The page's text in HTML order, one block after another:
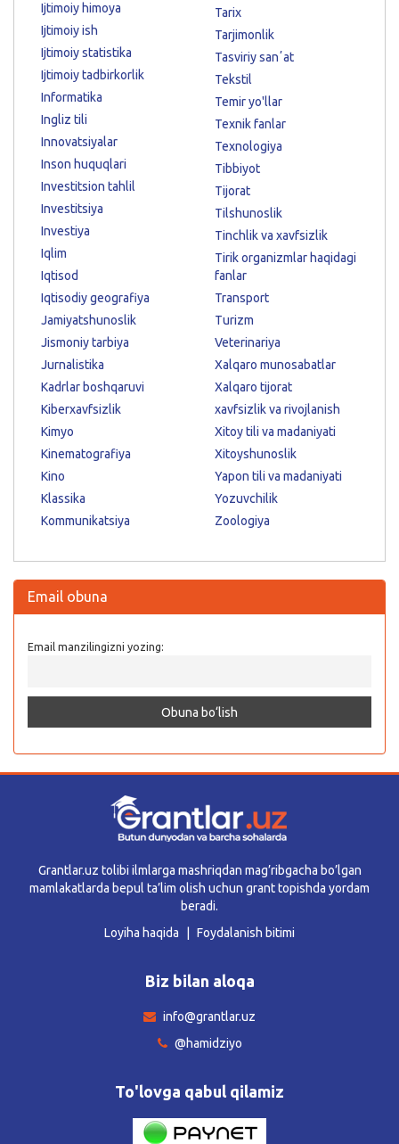
Ijtimoiy himoya
Ijtimoiy ish
Ijtimoiy statistika
Ijtimoiy tadbirkorlik
Informatika
Ingliz tili
Innovatsiyalar
Inson huquqlari
Investitsion tahlil
Investitsiya
Investiya
Iqlim
Iqtisod
Iqtisodiy geografiya
Jamiyatshunoslik
Jismoniy tarbiya
Jurnalistika
Kadrlar boshqaruvi
Kiberxavfsizlik
Kimyo
Kinematografiya
Kino
Klassika
Kommunikatsiya
Tarix
Tarjimonlik
Tasviriy sanʼat
Tekstil
Temir yo'llar
Texnik fanlar
Texnologiya
Tibbiyot
Tijorat
Tilshunoslik
Tinchlik va xavfsizlik
Tirik organizmlar haqidagi
fanlar
Transport
Turizm
Veterinariya
Xalqaro munosabatlar
Xalqaro tijorat
xavfsizlik va rivojlanish
Xitoy tili va madaniyati
Xitoyshunoslik
Yapon tili va madaniyati
Yozuvchilik
Zoologiya
Email obuna
Email manzilingizni yozing:
Grantlar.uz tolibi ilmlarga mashriqdan mag’ribgacha bo’lgan
mamlakatlarda bepul ta’lim olish uchun grant topishda yordam
beradi.
Loyiha haqida
Foydalanish bitimi
Biz bilan aloqa
info@grantlar.uz
@hamidziyo
To'lovga qabul qilamiz